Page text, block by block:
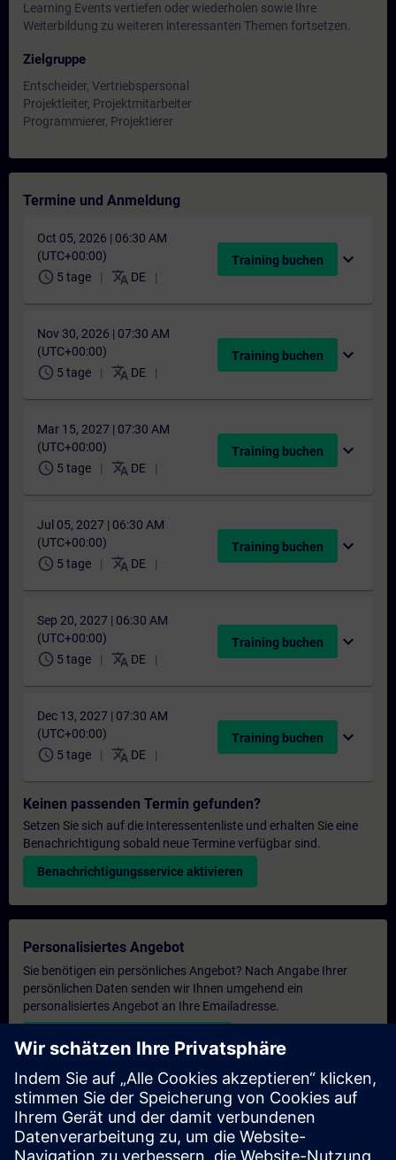
Learning Events vertiefen oder wiederholen sowie Ihre
Weiterbildung zu weiteren interessanten Themen fortsetzen.
Zielgruppe
Entscheider, Vertriebspersonal
Projektleiter, Projektmitarbeiter
Programmierer, Projektierer
Termine und Anmeldung
Oct 05, 2026 | 06:30 AM
(UTC+00:00)
schedule 5 tage translate DE
Training buchen expand_more
Nov 30, 2026 | 07:30 AM
(UTC+00:00)
schedule 5 tage translate DE
Training buchen expand_more
Mar 15, 2027 | 07:30 AM
(UTC+00:00)
schedule 5 tage translate DE
Training buchen expand_more
Jul 05, 2027 | 06:30 AM
(UTC+00:00)
schedule 5 tage translate DE
Training buchen expand_more
Sep 20, 2027 | 06:30 AM
(UTC+00:00)
schedule 5 tage translate DE
Training buchen expand_more
Dec 13, 2027 | 07:30 AM
(UTC+00:00)
schedule 5 tage translate DE
Training buchen expand_more
Keinen passenden Termin gefunden?
Setzen Sie sich auf die Interessentenliste und erhalten Sie eine
Benachrichtigung sobald neue Termine verfügbar sind.
Benachrichtigungsservice aktivieren
Personalisiertes Angebot
Sie benötigen ein persönliches Angebot? Nach Angabe Ihrer
persönlichen Daten senden wir Ihnen umgehend ein
personalisiertes Angebot an Ihre Emailadresse.
Persönliches Angebot zusenden
Anfrage Exklusivtraining
Haben Sie Bedarf an einem höheren Schulungsangebot und
brauchen ein exklusives Training – entweder vor Ort bei Ihnen,